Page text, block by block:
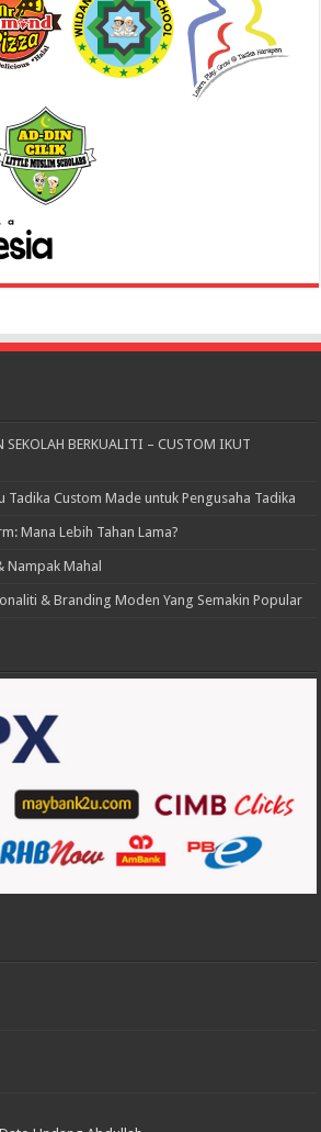
SEKOLAH BERKUALITI – CUSTOM IKUT
Tadika Custom Made untuk Pengusaha Tadika
Mana Lebih Tahan Lama?
Nampak Mahal
& Branding Moden Yang Semakin Popular